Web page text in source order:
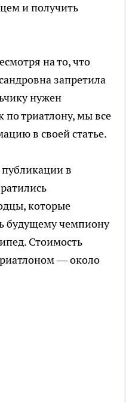
и получить
на то, что
запретила
нужен
по триатлону, мы все
в своей статье.
в
которые
будущему чемпиону
Стоимость
— около